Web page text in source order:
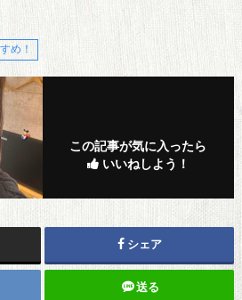
め！
この記事が気に入ったら
いいねしよう！
シェア
送る